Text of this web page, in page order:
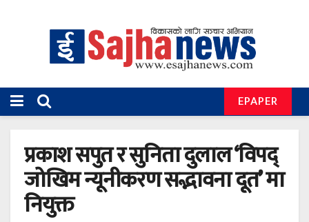
EPAPER
प्रकाश सपुत र सुनिता दुलाल ‘विपद्
जोखिम न्यूनीकरण सद्भावना दूत’ मा
नियुक्त